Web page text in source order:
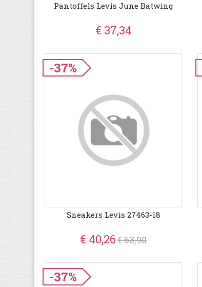
Pantoffels Levis June Batwing
€ 37,34
-37%
Sneakers Levis 27463-18
€ 40,26€ 63,90
-37%